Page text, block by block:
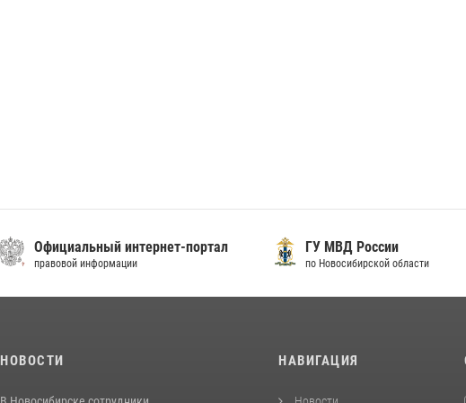
Официальный интернет-портал
правовой информации
ГУ МВД России
по Новосибирской области
НОВОСТИ НАВИГАЦИЯ